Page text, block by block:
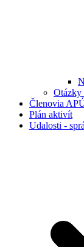
Otázky
Členovia
Plán aktivít
Udalosti -